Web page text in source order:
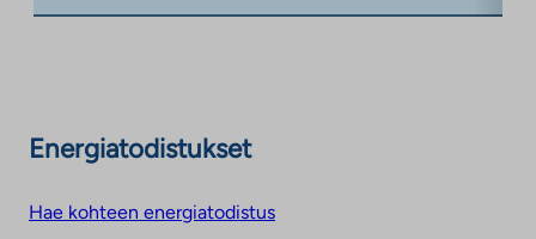
Energiatodistukset
Hae kohteen energiatodistus